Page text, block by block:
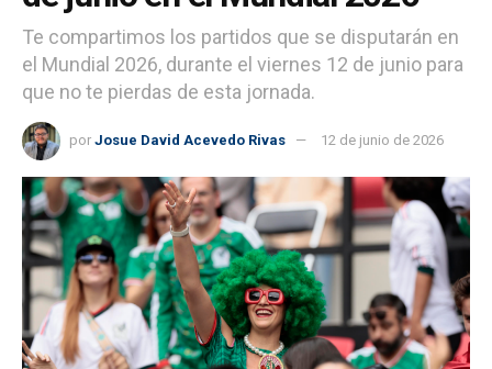
Te compartimos los partidos que se disputarán en
el Mundial 2026, durante el viernes 12 de junio para
que no te pierdas de esta jornada.
por Josue David Acevedo Rivas 12 de junio de 2026